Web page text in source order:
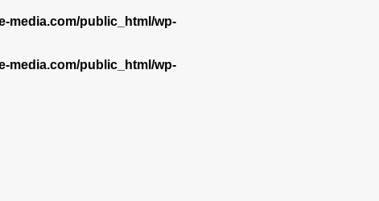
media.com/public_html/wp-
media.com/public_html/wp-